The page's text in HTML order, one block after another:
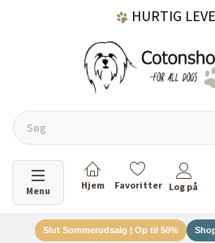
HURTIG
60 DAGES
Skifte navigation
Menu
Slut Sommerudsalg | Op til 50%